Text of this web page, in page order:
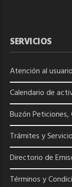
SERVICIOS
Atención al usuario
Calendario de
Buzón Peticiones,
Trámites y
Directorio de
Términos y